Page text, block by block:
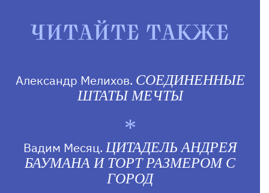
ЧИТАЙТЕ ТАКЖЕ
Александр Мелихов. СОЕДИНЕННЫЕ
ШТАТЫ МЕЧТЫ
Вадим Месяц.ЦИТАДЕЛЬ АНДРЕЯ
БАУМАНА И ТОРТ РАЗМЕРОМ С
ГОРОД